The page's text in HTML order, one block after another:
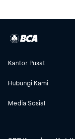
Kantor Pusat
Hubungi Kami
Media Sosial